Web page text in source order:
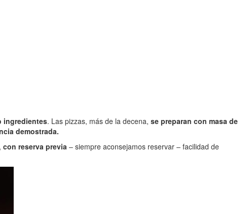
ingredientes. Las pizzas, más de la decena, se preparan con masa de
demostrada.
con reserva previa – siempre aconsejamos reservar – facilidad de